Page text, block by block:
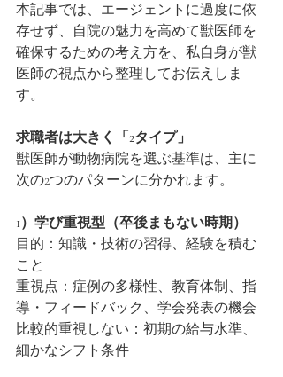
本記事では、エージェントに過度に依
存せず、自院の魅力を高めて獣医師を
確保するための考え方を、私自身が獣
医師の視点から整理してお伝えしま
す。
求職者は大きく「2タイプ」
獣医師が動物病院を選ぶ基準は、主に
次の2つのパターンに分かれます。
1）学び重視型（卒後まもない時期）
目的：知識・技術の習得、経験を積む
こと
重視点：症例の多様性、教育体制、指
導・フィードバック、学会発表の機会
比較的重視しない：初期の給与水準、
細かなシフト条件